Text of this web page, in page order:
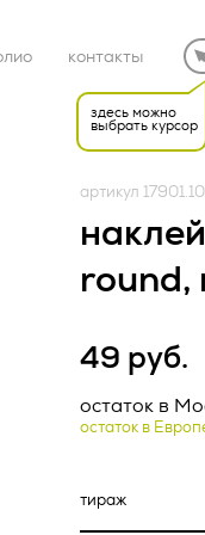
контакты
здесь можно
выбрать курсор
артикул 17901.10
round,
49 руб.
остаток в
остаток в
от «26»